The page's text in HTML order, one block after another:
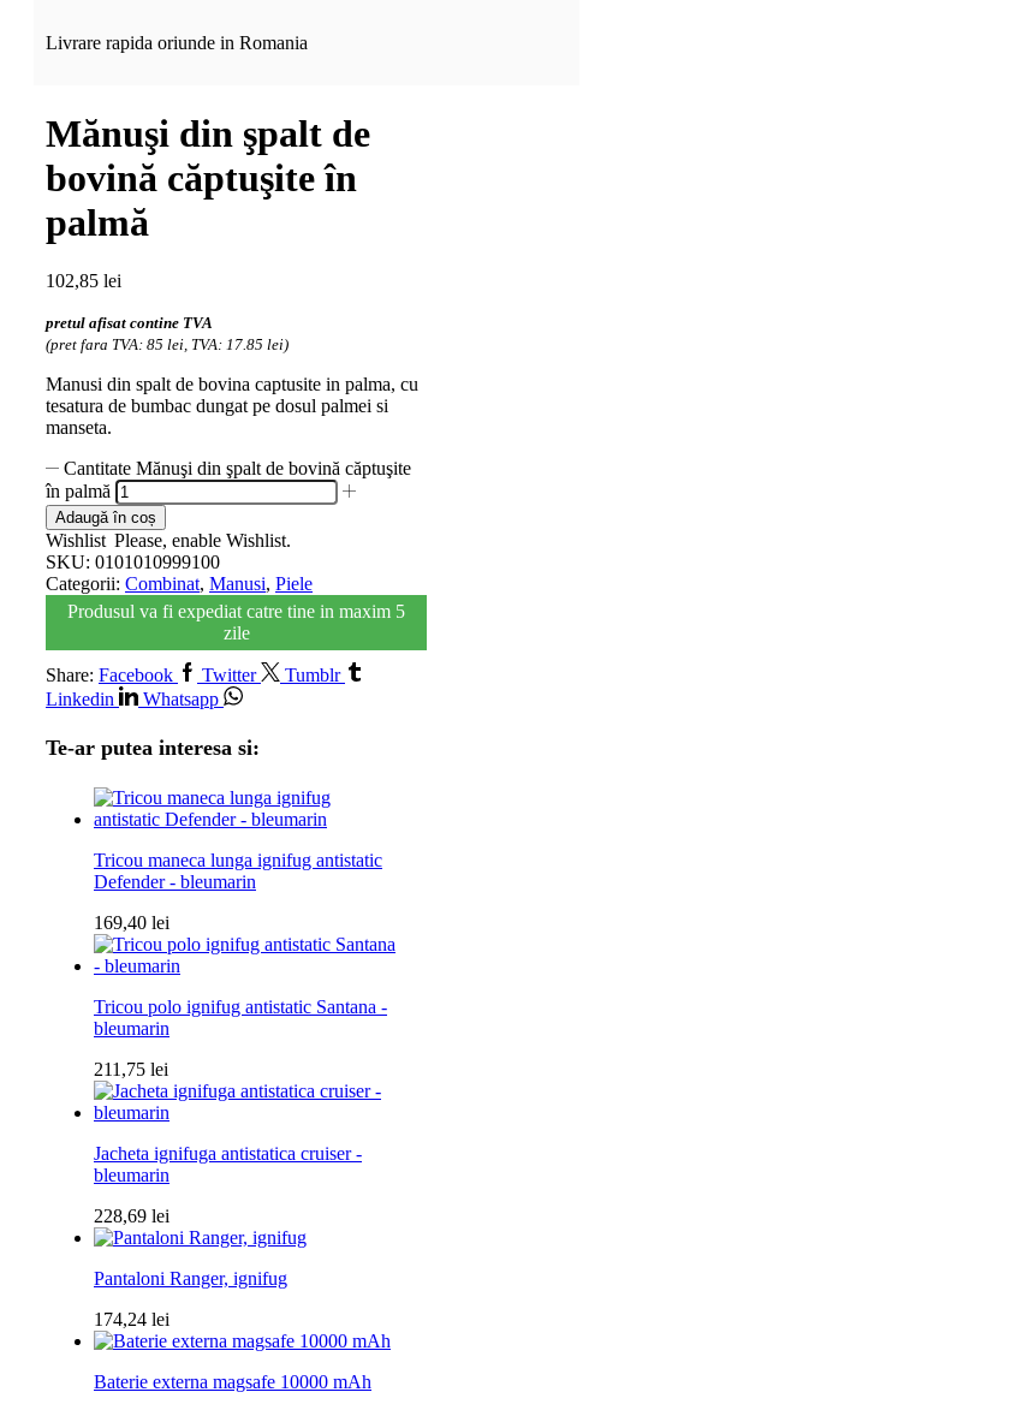
Livrare rapida oriunde in Romania
Mănuşi din şpalt de
bovină căptuşite în
palmă
102,85 lei
pretul afisat contine TVA
(pret fara TVA: 85 lei, TVA: 17.85 lei)
Manusi din spalt de bovina captusite in palma, cu
tesatura de bumbac dungat pe dosul palmei si
manseta.
Cantitate Mănuşi din şpalt de bovină căptuşite
în palmă
Adaugă în coș
Wishlist Please, enable Wishlist.
SKU: 0101010999100
Categorii: Combinat, Manusi, Piele
Produsul va fi expediat catre tine in maxim 5
zile
Share: Facebook Twitter
Tumblr
Linkedin
Whatsapp
Te-ar putea interesa si:
Tricou maneca lunga ignifug antistatic
Defender - bleumarin
169,40 lei
Tricou polo ignifug antistatic Santana -
bleumarin
211,75 lei
Jacheta ignifuga antistatica cruiser -
bleumarin
228,69 lei
Pantaloni Ranger, ignifug
174,24 lei
Baterie externa magsafe 10000 mAh